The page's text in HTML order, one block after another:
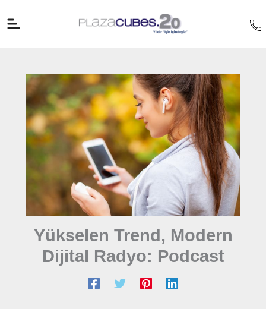
atla
Yükselen Trend, Modern
Dijital Radyo: Podcast